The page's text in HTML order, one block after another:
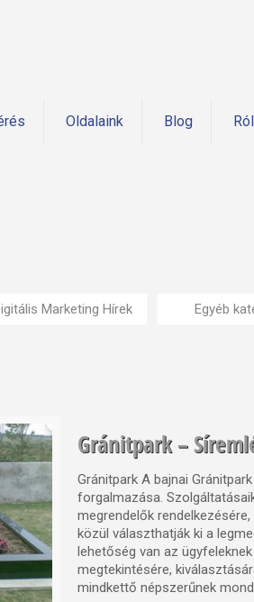
Oldalaink Blog
Marketing Hírek Egyéb
Gránitpark –
Gránitpark A bajnai
forgalmazása.
megrendelők
közül választhatják ki a
lehetőség van az
megtekintésére,
mindkettő népszerűnek